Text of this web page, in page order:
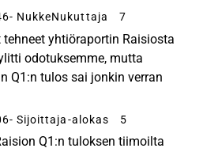
- NukkeNukuttaja 7
yhtiöraportin Raisiosta
odotuksemme, mutta
Q1:n tulos sai jonkin verran
- Sijoittaja-alokas 5
Q1:n tuloksen tiimoilta